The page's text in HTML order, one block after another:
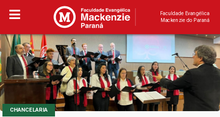
Faculdade Evangélica
Mackenzie do Paraná
CHANCELARIA